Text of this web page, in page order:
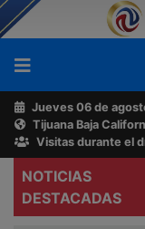
Jueves 06 de
Tijuana Baja
Visitas durante el
NOTICIAS
DESTACADAS
varias colonias
Buscador
Acerca
de